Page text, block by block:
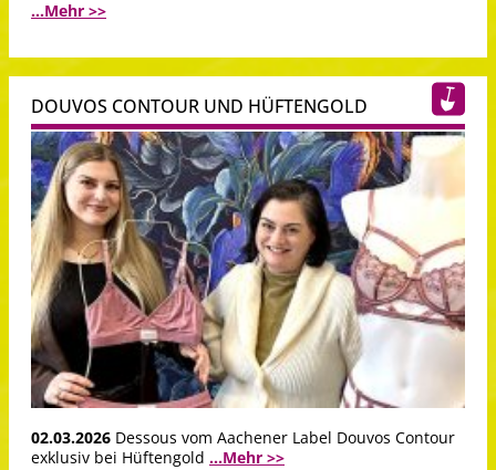
...Mehr >>
DOUVOS CONTOUR UND HÜFTENGOLD
02.03.2026 Dessous vom Aachener Label Douvos Contour
exklusiv bei Hüftengold ...Mehr >>